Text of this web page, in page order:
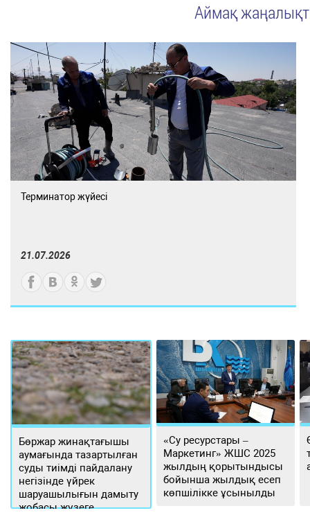
Аймақ
Терминатор жүйесі
21.07.2026
Бөржар жинақтағышы
аумағында тазартылған
суды тиімді пайдалану
негізінде үйрек
шаруашылығын дамыту
жобасы жүзеге
«Су ресурстары –
Маркетинг» ЖШС 2025
жылдың қорытындысы
бойынша жылдық есеп
көпшілікке ұсынылды